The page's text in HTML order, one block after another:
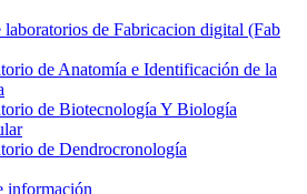
laboratorios de Fabricacion digital (Fab
de Anatomía e Identificación de la
de Biotecnología Y Biología
de Dendrocronología
información